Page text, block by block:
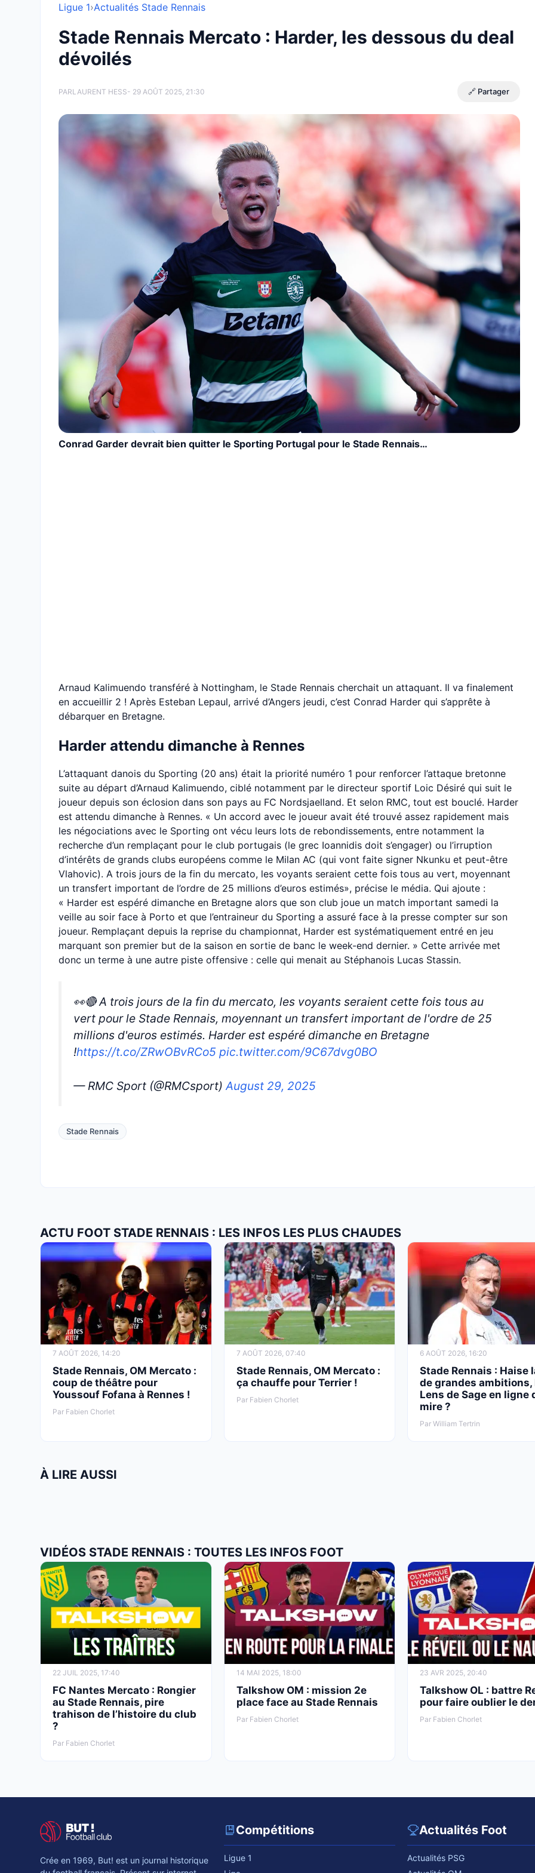
Ligue 1›Actualités Stade Rennais
Stade Rennais Mercato : Harder, les dessous du deal
dévoilés
PARLAURENT HESS- 29 AOÛT 2025, 21:30 🔗 Partager
Conrad Garder devrait bien quitter le Sporting Portugal pour le Stade Rennais…
Arnaud Kalimuendo transféré à Nottingham, le Stade Rennais cherchait un attaquant. Il va finalement
en accueillir 2 ! Après Esteban Lepaul, arrivé d’Angers jeudi, c’est Conrad Harder qui s’apprête à
débarquer en Bretagne.
Harder attendu dimanche à Rennes
L’attaquant danois du Sporting (20 ans) était la priorité numéro 1 pour renforcer l’attaque bretonne
suite au départ d’Arnaud Kalimuendo, ciblé notamment par le directeur sportif Loic Désiré qui suit le
joueur depuis son éclosion dans son pays au FC Nordsjaelland. Et selon RMC, tout est bouclé. Harder
est attendu dimanche à Rennes. « Un accord avec le joueur avait été trouvé assez rapidement mais
les négociations avec le Sporting ont vécu leurs lots de rebondissements, entre notamment la
recherche d’un remplaçant pour le club portugais (le grec Ioannidis doit s’engager) ou l’irruption
d’intérêts de grands clubs européens comme le Milan AC (qui vont faite signer Nkunku et peut-être
Vlahovic). A trois jours de la fin du mercato, les voyants seraient cette fois tous au vert, moyennant
un transfert important de l’ordre de 25 millions d’euros estimés», précise le média. Qui ajoute :
« Harder est espéré dimanche en Bretagne alors que son club joue un match important samedi la
veille au soir face à Porto et que l’entraineur du Sporting a assuré face à la presse compter sur son
joueur. Remplaçant depuis la reprise du championnat, Harder est systématiquement entré en jeu
marquant son premier but de la saison en sortie de banc le week-end dernier. » Cette arrivée met
donc un terme à une autre piste offensive : celle qui menait au Stéphanois Lucas Stassin.
👀🔴 A trois jours de la fin du mercato, les voyants seraient cette fois tous au
vert pour le Stade Rennais, moyennant un transfert important de l'ordre de 25
millions d'euros estimés. Harder est espéré dimanche en Bretagne
!https://t.co/ZRwOBvRCo5 pic.twitter.com/9C67dvg0BO
— RMC Sport (@RMCsport) August 29, 2025
Stade Rennais
ACTU FOOT STADE RENNAIS : LES INFOS LES PLUS CHAUDES
7 AOÛT 2026, 14:20
Stade Rennais, OM Mercato :
coup de théâtre pour
Youssouf Fofana à Rennes !
Par Fabien Chorlet
7 AOÛT 2026, 07:40
Stade Rennais, OM Mercato :
ça chauffe pour Terrier !
Par Fabien Chorlet
6 AOÛT 2026, 16:20
Stade Rennais : Haise
de grandes ambitions,
Lens de Sage en ligne
mire ?
Par William Tertrin
À LIRE AUSSI
VIDÉOS STADE RENNAIS : TOUTES LES INFOS FOOT
22 JUIL 2025, 17:40
FC Nantes Mercato : Rongier
au Stade Rennais, pire
trahison de l’histoire du club
?
Par Fabien Chorlet
14 MAI 2025, 18:00
Talkshow OM : mission 2e
place face au Stade Rennais
Par Fabien Chorlet
23 AVR 2025, 20:40
Talkshow OL : battre
pour faire oublier le
Par Fabien Chorlet
Crée en 1969, But! est un journal historique
Compétitions
Ligue 1
Actualités Foot
Actualités PSG